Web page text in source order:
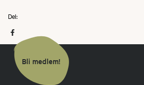
Del:
Bli medlem!